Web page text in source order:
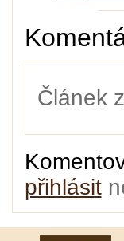
Článek
přihlásit